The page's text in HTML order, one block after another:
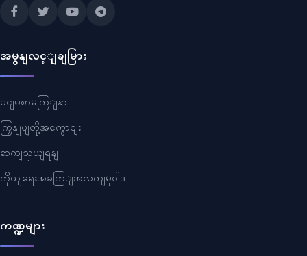
အမွနျလင့ျချမြား
ပငျမစာမကြျနှာ
ကြှနျုပျတို့အကွောငျး
ဆကျသှယျရနျ
ကိုယျရေးအခကြျအလကျမူဝါဒ
ကဏ္ဍများ